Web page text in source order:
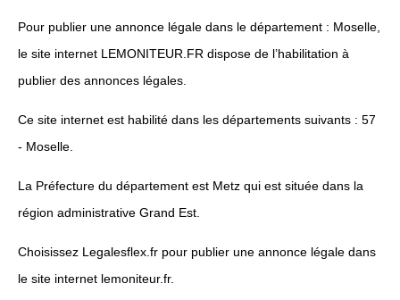
Pour publier une annonce légale dans le département : Moselle,
le site internet LEMONITEUR.FR dispose de l’habilitation à
publier des annonces légales.
Ce site internet est habilité dans les départements suivants : 57
- Moselle.
La Préfecture du département est Metz qui est située dans la
région administrative Grand Est.
Choisissez Legalesflex.fr pour publier une annonce légale dans
le site internet lemoniteur.fr.